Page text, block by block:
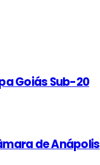
Goiás Sub-20
de Anápolis